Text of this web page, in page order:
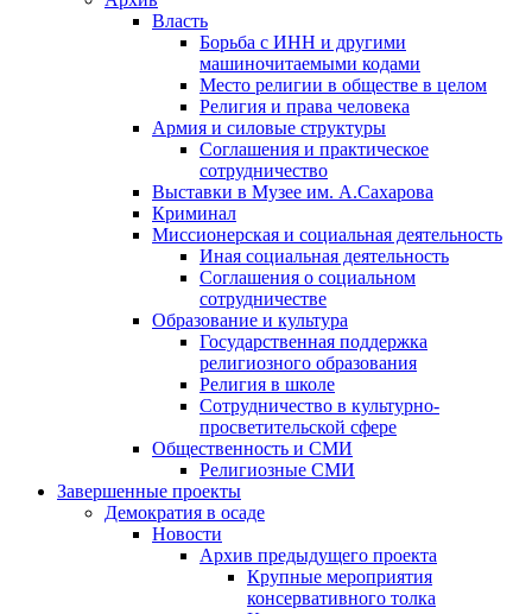
Власть
Борьба с ИНН и другими
машиночитаемыми кодами
Место религии в обществе в целом
Религия и права человека
Армия и силовые структуры
Соглашения и практическое
сотрудничество
Выставки в Музее им. А.Сахарова
Криминал
Миссионерская и социальная деятельность
Иная социальная деятельность
Соглашения о социальном
сотрудничестве
Образование и культура
Государственная поддержка
религиозного образования
Религия в школе
Сотрудничество в культурно-
просветительской сфере
Общественность и СМИ
Религиозные СМИ
Завершенные проекты
Демократия в осаде
Новости
Архив предыдущего проекта
Крупные мероприятия
консервативного толка